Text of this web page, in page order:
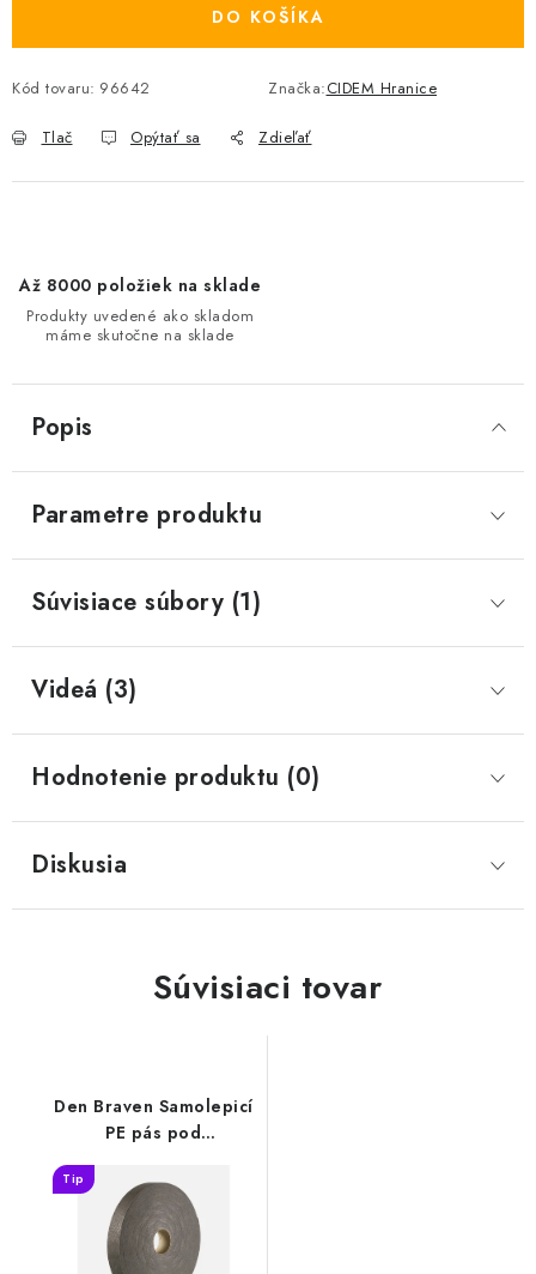
DO KOŠÍKA
Kód tovaru: 96642 Značka:CIDEM Hranice
Tlač Opýtať sa Zdieľať
Až 8000 položiek na sklade
Produkty uvedené ako skladom
máme skutočne na sklade
Popis
Parametre produktu
Súvisiace súbory (1)
Videá (3)
Hodnotenie produktu (0)
Diskusia
Súvisiaci tovar
Den Braven Samolepicí
PE pás pod
sádrokartonářské
profily
Tip